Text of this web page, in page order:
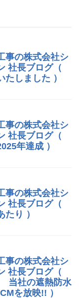
事の株式会社シ
社長ブログ（
しました ）
事の株式会社シ
社長ブログ（
年達成 ）
事の株式会社シ
社長ブログ（
り ）
事の株式会社シ
社長ブログ（
当社の遮熱防水
を放映!! ）